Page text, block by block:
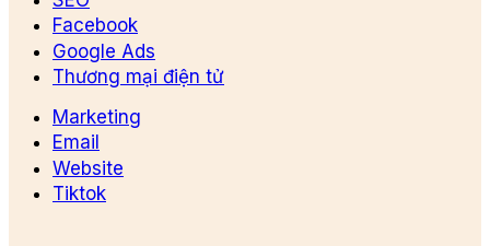
Facebook
Google Ads
Thương mại điện tử
Marketing
Email
Website
Tiktok